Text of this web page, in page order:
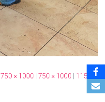
750 × 1000 750 × 1000
1152 ×